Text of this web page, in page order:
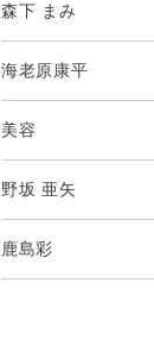
森下 まみ
海老原康平
美容
野坂 亜矢
鹿島彩